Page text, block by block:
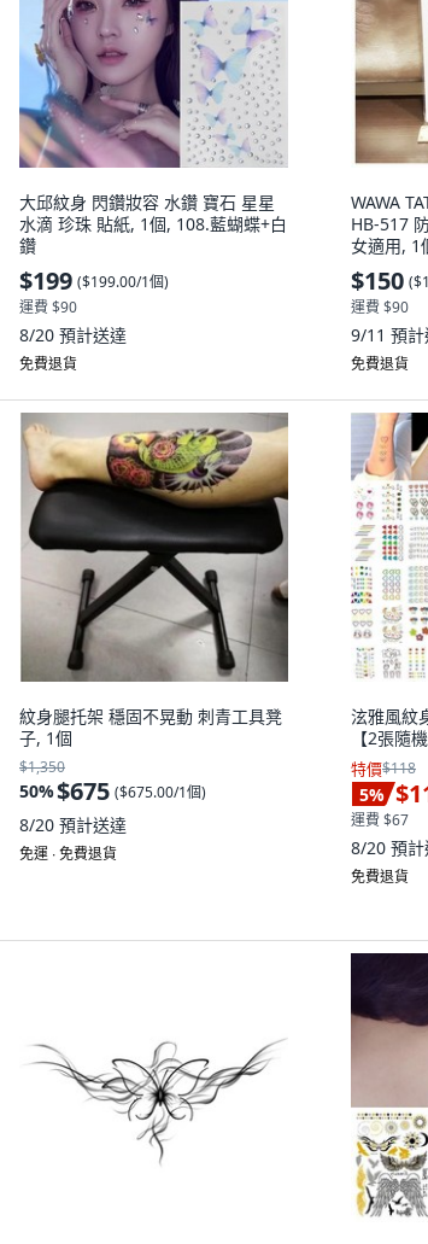
大邱紋身 閃鑽妝容 水鑽 寶石 星星
水滴 珍珠 貼紙, 1個, 108.藍蝴蝶+白
鑽
$199 ($199.00/1個)
運費 $90
8/20 預計送達
免費退貨
WAWA
HB-517
女適用, 1
$150 (
運費 $90
9/11 預計
免費退貨
紋身腿托架 穩固不晃動 刺青工具凳
子, 1個
$1,350
50%$675 ($675.00/1個)
8/20 預計送達
免運 ∙ 免費退貨
泫雅風紋
【2張隨
特價$118
5%
運費 $67
8/20 預計
免費退貨